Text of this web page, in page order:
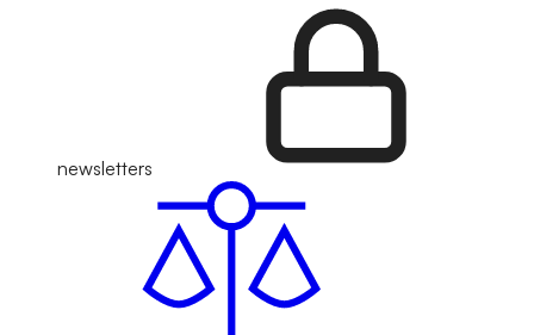
newsletters